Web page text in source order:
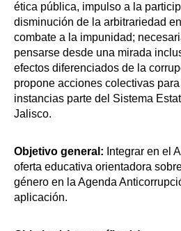
ética pública, impulso a la
disminución de la arbitrariedad
combate a la impunidad;
pensarse desde una mirada
efectos diferenciados de la
propone acciones colectivas
instancias parte del Sistema
Jalisco.
Objetivo general: Integrar en el
oferta educativa orientadora
género en la Agenda
aplicación.